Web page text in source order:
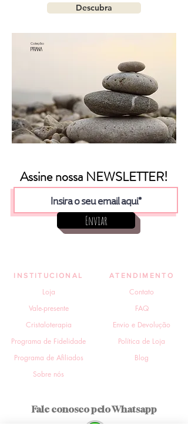
Descubra
Coleção
PRANA
Assine nossa NEWSLETTER!
Enviar
INSTITUCIONAL
Loja
Vale-presente
Cristaloterapia
Programa de Fidelidade
Programa de Afiliados
Sobre nós
ATENDIMENTO
Contato
FAQ
Envio e Devolução
Política de Loja
Blog
Fale conosco pelo Whatsapp